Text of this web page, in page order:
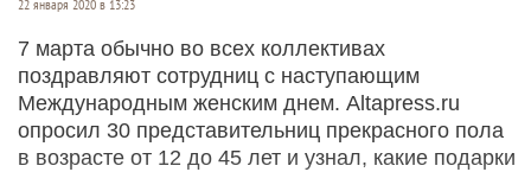
22 января 2020 в 13:23
7 марта обычно во всех коллективах
поздравляют сотрудниц с наступающим
Международным женским днем. Altapress.ru
опросил 30 представительниц прекрасного пола
в возрасте от 12 до 45 лет и узнал, какие подарки